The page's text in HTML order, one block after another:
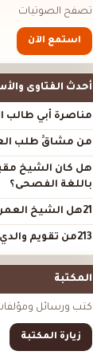
تصفح الصوتيات
استمع الآن
أحدث الفتاوى
مناصرة أبي طالب
من مشاقِّ طلب
هل كان الشيخ
باللغة الفصحى؟
21هل الشيخ العمراني سني؟
213من تقويم والدي رَحِمَهُ الله
المكتبة
كتب ورسائل
زيارة المكتبة